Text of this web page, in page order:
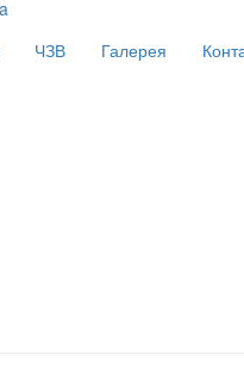
ЧЗВ Галерея